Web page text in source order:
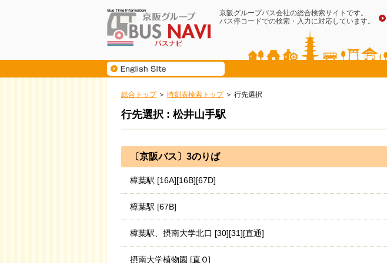
京阪グループバス会社の総合検索サイトです。
バス停コードでの検索・入力に対応しています。
総合トップ 時刻表検索トップ 行先選択
行先選択 : 松井山手駅
〔京阪バス〕3のりば
樟葉駅 [16A][16B][67D]
樟葉駅 [67B]
樟葉駅、摂南大学北口 [30][31][直通]
摂南大学植物園 [直Ｑ]